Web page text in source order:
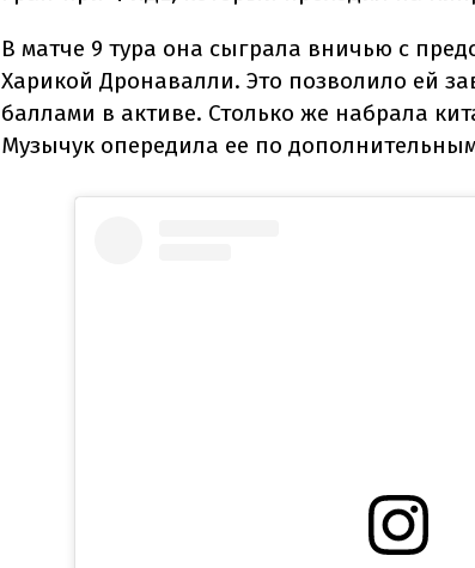
В матче 9 тура она сыграла вничью с
Харикой Дронавалли. Это позволило ей
баллами в активе. Столько же набрала
Музычук опередила ее по